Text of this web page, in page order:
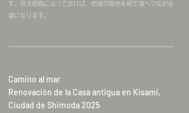
す。排水経路に沿って歩けば、地域の路地を経て海へつながる
道になります。
Camino al mar
Renovación de la Casa antigua en Kisami,
Ciudad de Shimoda 2025